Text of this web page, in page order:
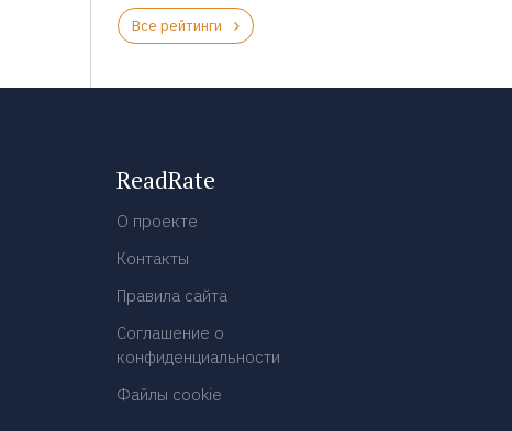
Все рейтинги
ReadRate
О проекте
Контакты
Правила сайта
Соглашение о
конфиденциальности
Файлы cookie